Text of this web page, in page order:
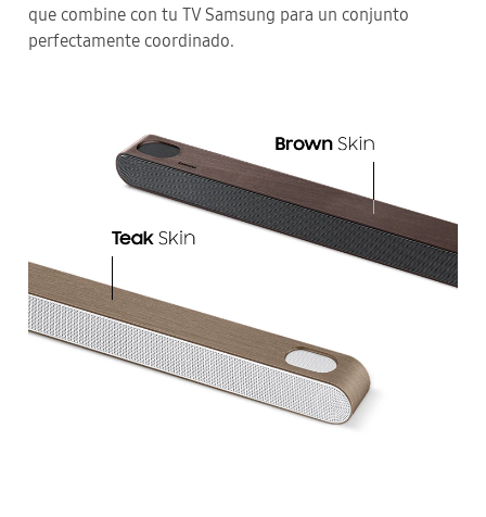
que combine con tu TV Samsung para un conjunto
perfectamente coordinado.